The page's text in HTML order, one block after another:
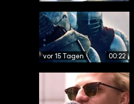
vor 15 Tagen 00:22